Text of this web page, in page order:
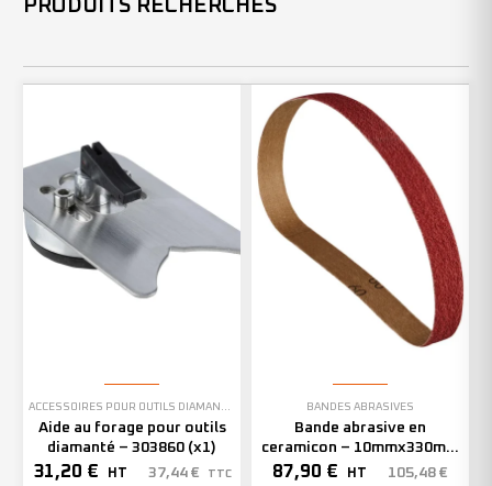
PRODUITS RECHERCHÉS
Aide au forage pour outils
diamanté – 303860 (x1)
31,20 € HT 37,44 € TTC
BANDES ABRASIVES
Bande abrasive en
ceramicon – 10mmx330mm
– Grain 40 – 333001 (x50)
87,90 € HT 105,48 €